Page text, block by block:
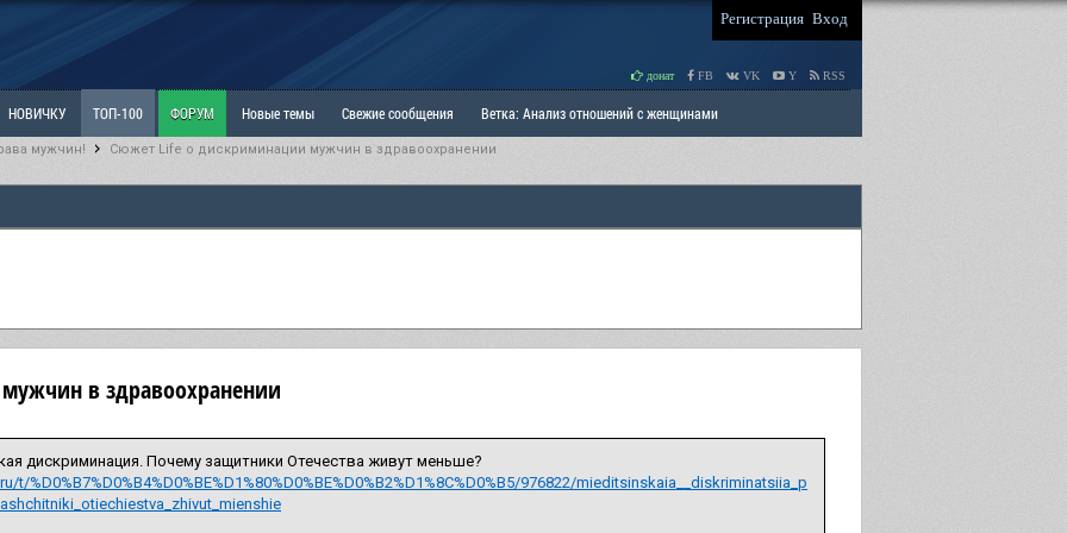
Регистрация Вход
донат FB VK Y RSS
НОВИЧКУ ТОП-100 ФОРУМ Новые темы Свежие сообщения Ветка: Анализ отношений с женщинами
Наболевшее. Выскажись! РАЗДЕЛ: Мы и Женщины РАЗДЕЛ: Маскулизм, МД и права мужчин
мужчин! Сюжет Life о дискриминации мужчин в здравоохранении
в здравоохранении
дискриминация. Почему защитники Отечества живут меньше?
t/%D0%B7%D0%B4%D0%BE%D1%80%D0%BE%D0%B2%D1%8C%D0%B5/976822/mieditsinskaia__diskriminatsiia_p